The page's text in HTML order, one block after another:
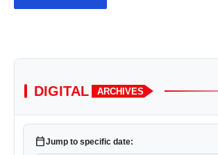
DIGITAL ARCHIVES
calendar_todayJump to specific date: